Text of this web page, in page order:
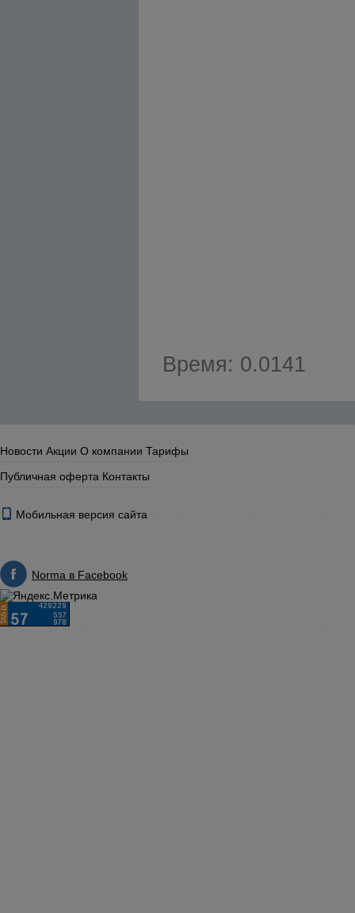
Время: 0.0141
Новости Акции О компании Тарифы
Публичная оферта Контакты
Мобильная версия сайта
Norma в Facebook